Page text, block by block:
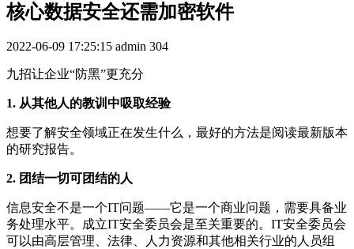
核心数据安全还需加密软件
2022-06-09 17:25:15 admin 304
九招让企业“防黑”更充分
1. 从其他人的教训中吸取经验
想要了解安全领域正在发生什么，最好的方法是阅读最新版本
的研究报告。
2. 团结一切可团结的人
信息安全不是一个IT问题——它是一个商业问题，需要具备业
务处理水平。成立IT安全委员会是至关重要的。IT安全委员会
可以由高层管理、法律、人力资源和其他相关行业的人员组